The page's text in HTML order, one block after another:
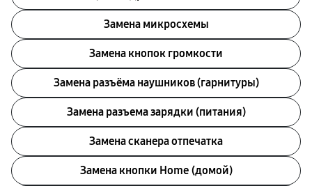
Замена микросхемы
Замена кнопок громкости
Замена разъёма наушников (гарнитуры)
Замена разъема зарядки (питания)
Замена сканера отпечатка
Замена кнопки Home (домой)